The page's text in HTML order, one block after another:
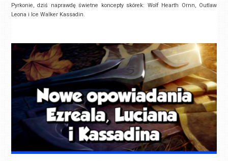
Pyrkonie, dziś naprawdę świetne koncepty skórek: Wolf Hearth Ornn, Outlaw
Leona i Ice Walker Kassadin.